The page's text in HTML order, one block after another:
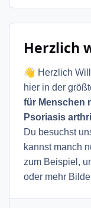
Herzlich
👋 Herzlich
hier in der
für Menschen
Psoriasis
Du besuchst
kannst manch
zum Beispiel,
oder mehr